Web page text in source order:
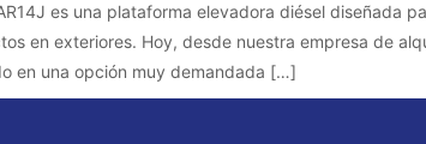
es una plataforma elevadora diésel diseñada
en exteriores. Hoy, desde nuestra empresa de
en una opción muy demandada […]